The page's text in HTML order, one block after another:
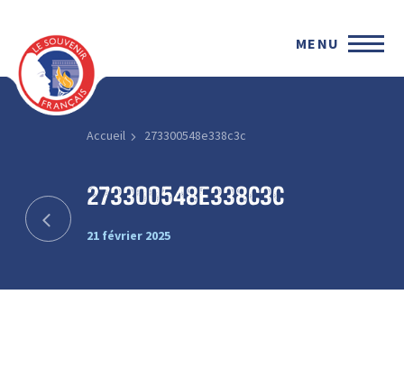
MENU
Accueil 273300548e338c3c
273300548e338c3c
21 février 2025